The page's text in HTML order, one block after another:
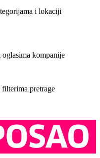
i lokaciji
kompanije
pretrage